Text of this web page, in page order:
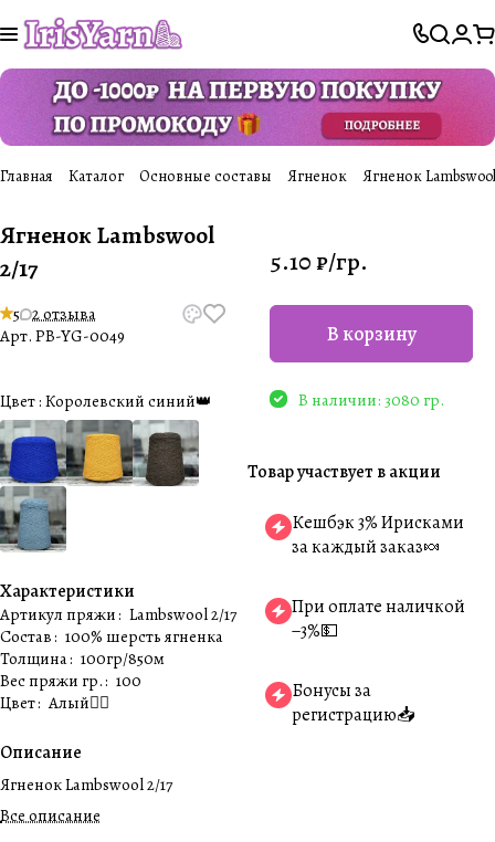
Главная Каталог Основные составы Ягненок Ягненок
Ягненок Lambswool
2/17
5 2 отзыва
Арт. PB-YG-0049
Цвет : Королевский синий👑
Характеристики
Артикул пряжи: Lambswool 2/17
Состав: 100% шерсть ягненка
Толщина: 100гр/850м
Вес пряжи гр.: 100
Цвет: Алый❤️‍🔥
Описание
Ягненок Lambswool 2/17
Все описание
5.10 ₽/гр.
В корзину
В наличии: 3080 гр.
Товар участвует в акции
Кешбэк 3% Ирисками
за каждый заказ🍬
При оплате наличкой
−3%💵
Бонусы за
регистрацию📥